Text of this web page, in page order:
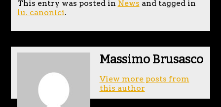
This entry was posted in News and tagged in
lu. canonici.
Massimo Brusasco
View more posts from
this author